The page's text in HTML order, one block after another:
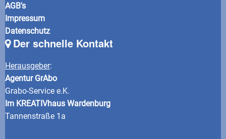
AGB's
Impressum
Datenschutz
Der schnelle Kontakt
Herausgeber:
Agentur GrAbo
Grabo-Service e.K.
Im KREATIVhaus Wardenburg
Tannenstraße 1a